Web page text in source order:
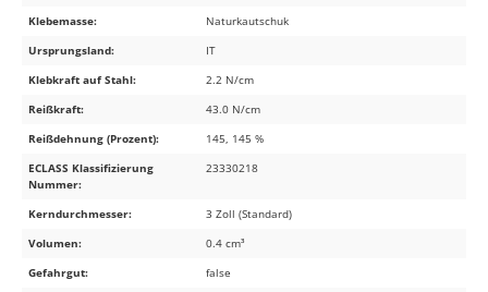
Klebemasse:
Naturkautschuk
Ursprungsland:
IT
Klebkraft auf Stahl:
2.2 N/cm
Reißkraft:
43.0 N/cm
Reißdehnung (Prozent):
145, 145 %
ECLASS Klassifizierung
Nummer:
23330218
Kerndurchmesser:
3 Zoll (Standard)
Volumen:
0.4 cm³
Gefahrgut:
false